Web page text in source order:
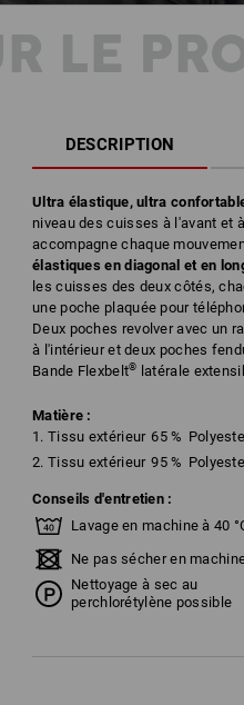
LE
DESCRIPTION
Ultra élastique, ultra
niveau des cuisses à l'avant et
accompagne chaque
élastiques en diagonal et en
les cuisses des deux côtés,
une poche plaquée pour
Deux poches revolver avec un
à l'intérieur et deux poches
Bande Flexbelt® latérale
Matière :
1. Tissu extérieur 65 %
2. Tissu extérieur 95 %
Conseils d'entretien :
Lavage en machine à 40
Ne pas sécher en
Nettoyage à sec au
perchlorétylène possible